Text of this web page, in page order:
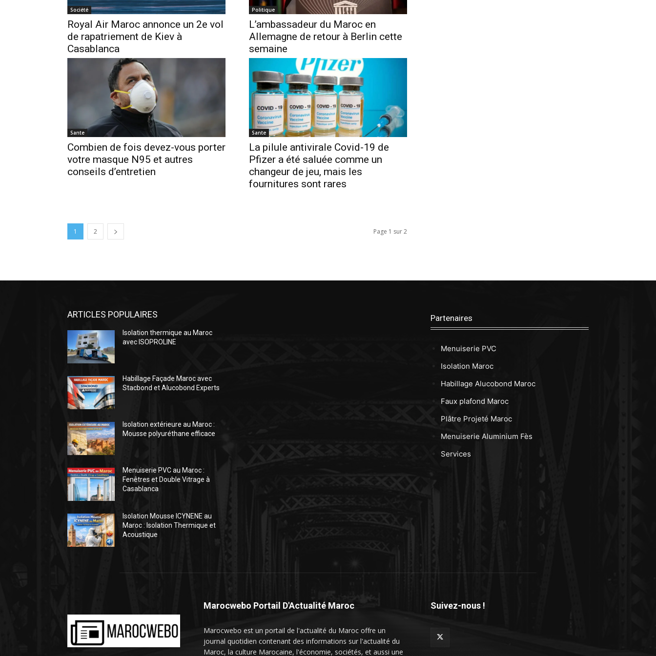
Société
Royal Air Maroc annonce un 2e vol
de rapatriement de Kiev à
Casablanca
Politique
L’ambassadeur du Maroc en
Allemagne de retour à Berlin cette
semaine
Sante
Combien de fois devez-vous porter
votre masque N95 et autres
conseils d’entretien
Sante
La pilule antivirale Covid-19 de
Pfizer a été saluée comme un
changeur de jeu, mais les
fournitures sont rares
1 2 Page 1 sur 2
ARTICLES POPULAIRES
Isolation thermique au Maroc
avec ISOPROLINE
Habillage Façade Maroc avec
Stacbond et Alucobond Experts
Isolation extérieure au Maroc :
Mousse polyuréthane efficace
Menuiserie PVC au Maroc :
Fenêtres et Double Vitrage à
Casablanca
Isolation Mousse ICYNENE au
Maroc : Isolation Thermique et
Acoustique
Partenaires
Menuiserie PVC
Isolation Maroc
Habillage Alucobond Maroc
Faux plafond Maroc
Plâtre Projeté Maroc
Menuiserie Aluminium Fès
Services
Marocwebo Portail D'Actualité Maroc
Marocwebo est un portail de l'actualité du Maroc offre un
journal quotidien contenant des informations sur l'actualité du
Maroc, la culture Marocaine, l'économie, sociétés, et aussi une
Suivez-nous !